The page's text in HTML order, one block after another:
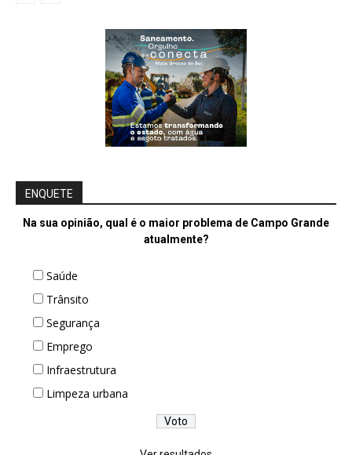
ENQUETE
Na sua opinião, qual é o maior problema de Campo Grande
atualmente?
Saúde
Trânsito
Segurança
Emprego
Infraestrutura
Limpeza urbana